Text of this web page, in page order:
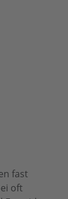
fast
oft